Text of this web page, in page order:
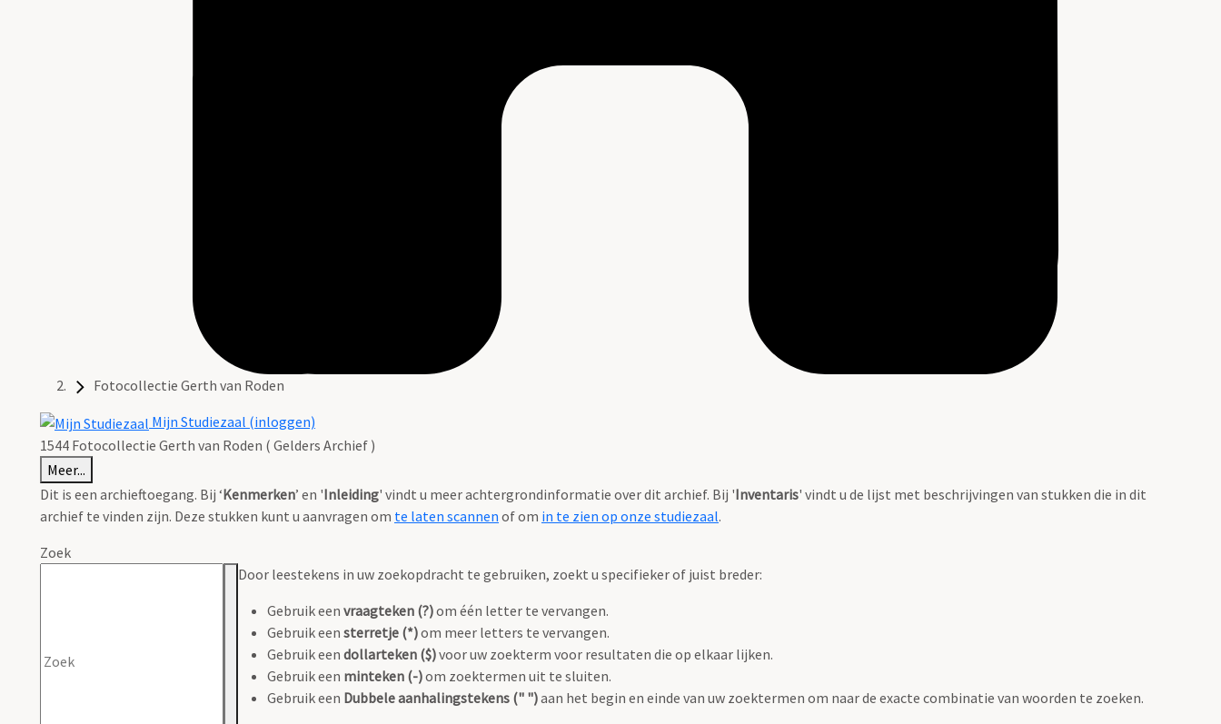
Fotocollectie Gerth van Roden
Mijn Studiezaal (inloggen)
1544 Fotocollectie Gerth van Roden ( Gelders Archief )
Meer...
Dit is een archieftoegang. Bij ‘Kenmerken’ en 'Inleiding' vindt u meer achtergrondinformatie over dit archief. Bij 'Inventaris' vindt u de lijst met beschrijvingen van stukken die in dit
archief te vinden zijn. Deze stukken kunt u aanvragen om te laten scannen of om in te zien op onze studiezaal.
Zoek
Door leestekens in uw zoekopdracht te gebruiken, zoekt u specifieker of juist breder:
Gebruik een vraagteken (?)om één letter te vervangen.
Gebruik een sterretje (*)om meer letters te vervangen.
Gebruik een dollarteken ($)voor uw zoekterm voor resultaten die op elkaar lijken.
Gebruik een minteken (-)om zoektermen uit te sluiten.
Gebruik een Dubbele aanhalingstekens (" ")aan het begin en einde van uw zoektermen om naar de exacte combinatie van woorden te zoeken.